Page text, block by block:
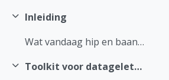
Collapse
Inleiding
Wat vandaag hip en baanbrekend is, kan volgend jaa...
Collapse
Toolkit voor datageletterdheid